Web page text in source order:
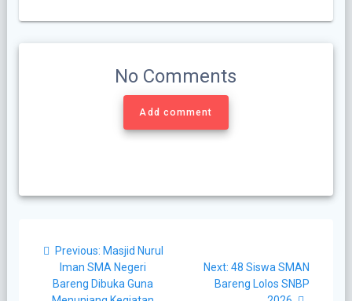
No Comments
Add comment
navigation
Previous: Previous
post:
Masjid Nurul
Iman SMA Negeri
Bareng Dibuka Guna
Next: Next
post:
48 Siswa SMAN
Bareng Lolos SNBP